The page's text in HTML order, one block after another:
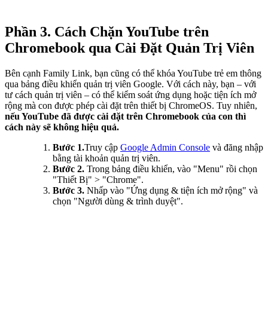
Phần 3. Cách Chặn YouTube trên
Chromebook qua Cài Đặt Quản Trị Viên
Bên cạnh Family Link, bạn cũng có thể khóa YouTube trẻ em thông
qua bảng điều khiển quản trị viên Google. Với cách này, bạn – với
tư cách quản trị viên – có thể kiểm soát ứng dụng hoặc tiện ích mở
rộng mà con được phép cài đặt trên thiết bị ChromeOS. Tuy nhiên,
nếu YouTube đã được cài đặt trên Chromebook của con thì
cách này sẽ không hiệu quả.
Bước 1.Truy cập Google Admin Console và đăng nhập
bằng tài khoản quản trị viên.
Bước 2. Trong bảng điều khiển, vào "Menu" rồi chọn
"Thiết Bị" > "Chrome".
Bước 3. Nhấp vào "Ứng dụng & tiện ích mở rộng" và
chọn "Người dùng & trình duyệt".